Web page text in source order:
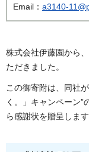
Email： a3140-
株式会社伊藤園から
ただきました。
この御寄附は、同社
く。」キャンペーン
ら感謝状を贈呈します